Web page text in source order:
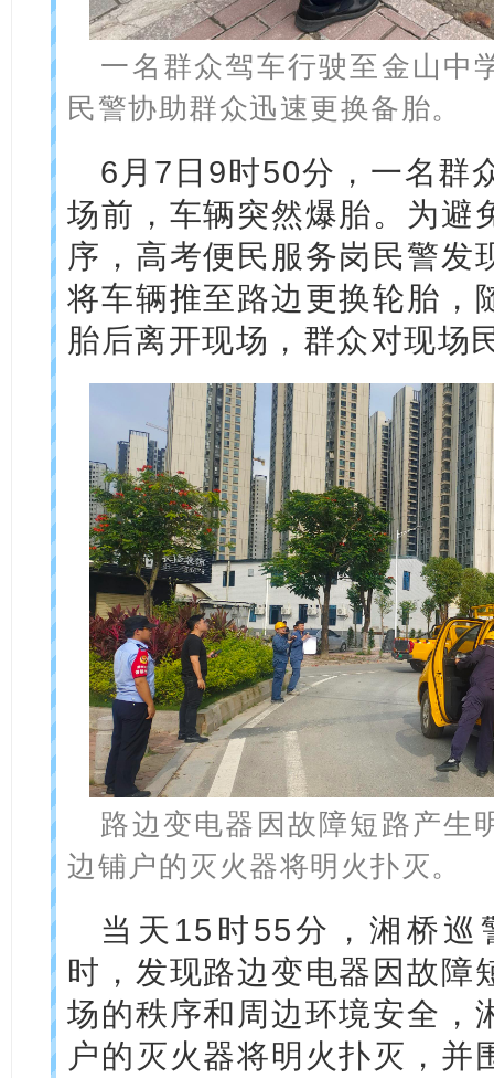
一名群众驾车行驶至金山中
民警协助群众迅速更换备胎。
6月7日9时50分，一名群
场前，车辆突然爆胎。为避
序，高考便民服务岗民警发
将车辆推至路边更换轮胎，
胎后离开现场，群众对现场
路边变电器因故障短路产生
边铺户的灭火器将明火扑灭。
当天15时55分，湘桥
时，发现路边变电器因故障
场的秩序和周边环境安全，
户的灭火器将明火扑灭，并